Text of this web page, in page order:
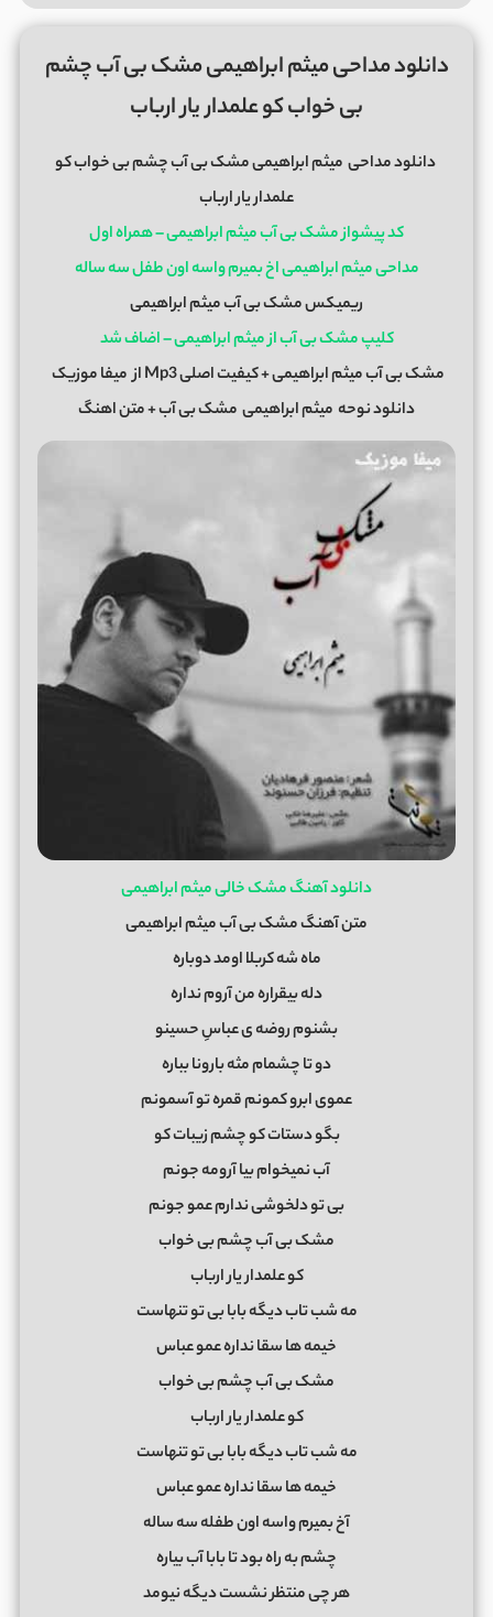
دانلود مداحی میثم ابراهیمی مشک بی آب چشم
بی خواب کو علمدار یار ارباب
دانلود مداحی میثم ابراهیمی مشک بی آب چشم بی خواب کو
علمدار یار ارباب
کد پیشواز مشک بی آب میثم ابراهیمی – همراه اول
مداحی میثم ابراهیمی اخ بمیرم واسه اون طفل سه ساله
ریمیکس مشک بی آب میثم ابراهیمی
کلیپ مشک بی آب از میثم ابراهیمی – اضاف شد
مشک بی آب میثم ابراهیمی + کیفیت اصلی Mp3 از
میفا موزیک
دانلود نوحه میثم ابراهیمی مشک بی آب + متن اهنگ
دانلود آهنگ مشک خالی میثم ابراهیمی
متن آهنگ مشک بی آب میثم ابراهیمی
ماه شه کربلا اومد دوباره
دله بیقراره من آروم نداره
بشنوم روضه ی عباسِ حسینو
دو تا چشمام مثه بارونا بباره
عموی ابرو کمونم قمره تو آسمونم
بگو دستات کو چشم زیبات کو
آب نمیخوام بیا آرومه جونم
بی تو دلخوشی ندارم عمو جونم
مشک بی آب چشم بی خواب
کو علمدار یار ارباب
مه شب تاب دیگه بابا بی تو تنهاست
خیمه ها سقا نداره عمو عباس
مشک بی آب چشم بی خواب
کو علمدار یار ارباب
مه شب تاب دیگه بابا بی تو تنهاست
خیمه ها سقا نداره عمو عباس
آخ بمیرم واسه اون طفله سه ساله
چشم به راه بود تا بابا آب بیاره
هر چی منتظر نشست دیگه نیومد